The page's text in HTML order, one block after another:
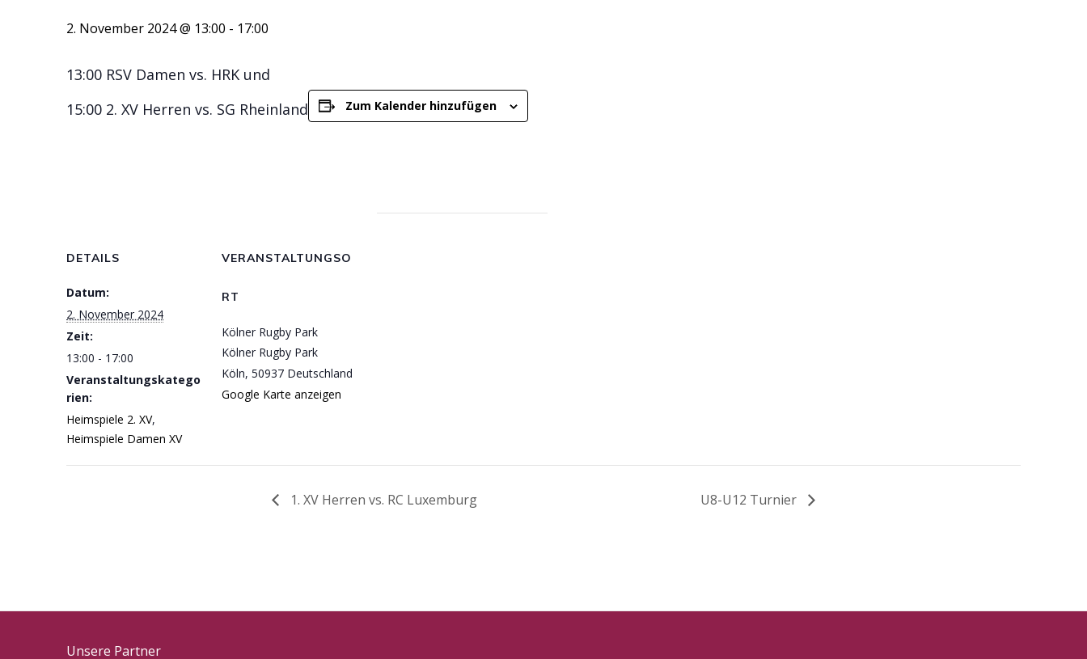
2. November 2024 @ 13:00 - 17:00
13:00 RSV Damen vs. HRK und
15:00 2. XV Herren vs. SG Rheinland
Zum Kalender hinzufügen
DETAILS
Datum:
2. November 2024
Zeit:
13:00 - 17:00
Veranstaltungskatego
rien:
Heimspiele 2. XV,
Heimspiele Damen XV
VERANSTALTUNGSO
RT
Kölner Rugby Park
Kölner Rugby Park
Köln, 50937 Deutschland
Google Karte anzeigen
1. XV Herren vs. RC Luxemburg U8-U12 Turnier
Unsere Partner